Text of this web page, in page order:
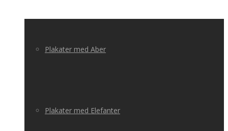
Plakater med Aber
Plakater med Elefanter